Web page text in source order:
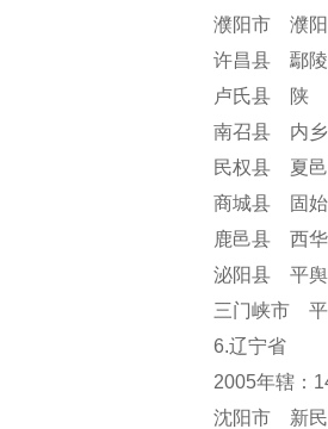
濮阳市 濮
许昌县 鄢
卢氏县 陕
南召县 内
民权县 夏
商城县 固
鹿邑县 西
泌阳县 平
三门峡市
6.辽宁省
2005年辖：
沈阳市 新